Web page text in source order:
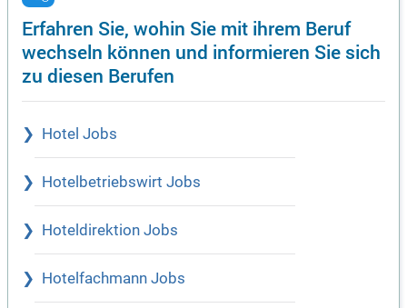
Erfahren Sie, wohin Sie mit ihrem Beruf
wechseln können und informieren Sie sich
zu diesen Berufen
Hotel Jobs
Hotelbetriebswirt Jobs
Hoteldirektion Jobs
Hotelfachmann Jobs